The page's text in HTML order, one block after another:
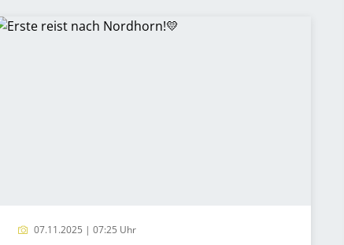
07.11.2025 | 07:25 Uhr